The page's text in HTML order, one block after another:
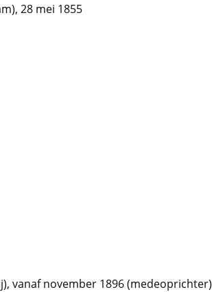
28 mei 1855
vanaf november 1896 (medeoprichter)